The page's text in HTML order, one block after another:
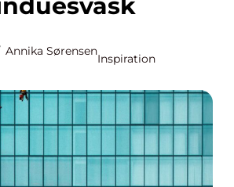
Annika Sørensen
Inspiration